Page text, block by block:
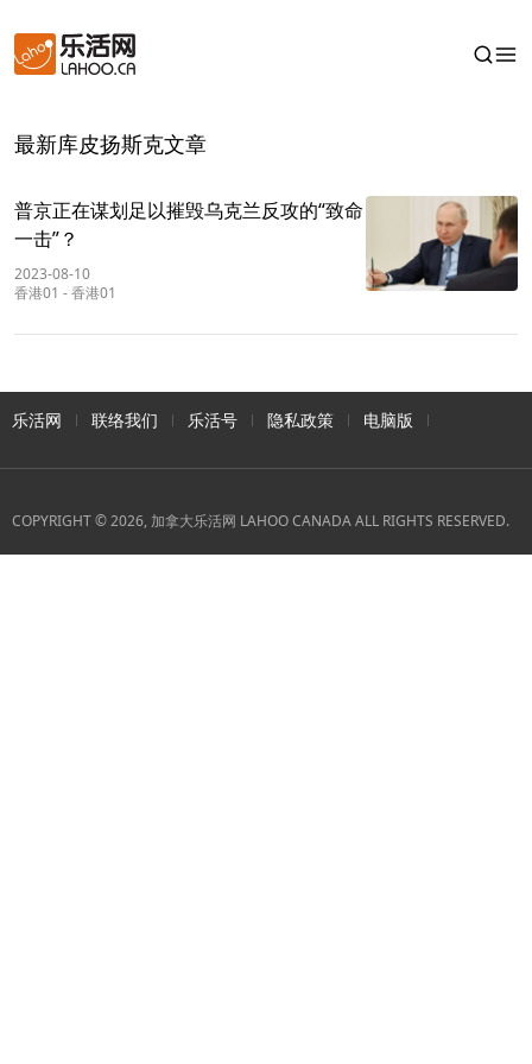
最新库皮扬斯克文章
普京正在谋划足以摧毁乌克兰反攻的“致命
一击”？
2023-08-10
香港01 -香港01
乐活网 联络我们 乐活号 隐私政策 电脑版
COPYRIGHT © 2026, 加拿大乐活网 LAHOO CANADA ALL RIGHTS RESERVED.